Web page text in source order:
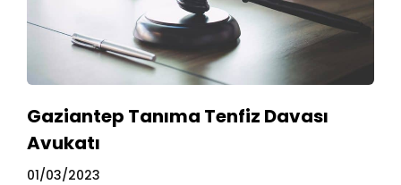
Gaziantep Tanıma Tenfiz Davası
Avukatı
01/03/2023